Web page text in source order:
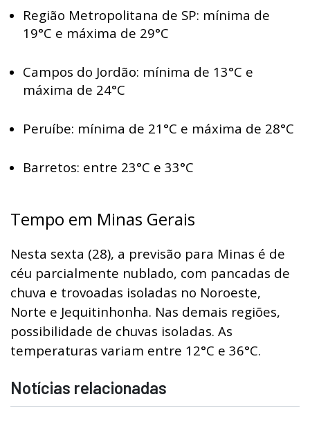
Região Metropolitana de SP: mínima de
19°C e máxima de 29°C
Campos do Jordão: mínima de 13°C e
máxima de 24°C
Peruíbe: mínima de 21°C e máxima de 28°C
Barretos: entre 23°C e 33°C
Tempo em Minas Gerais
Nesta sexta (28), a previsão para Minas é de
céu parcialmente nublado, com pancadas de
chuva e trovoadas isoladas no Noroeste,
Norte e Jequitinhonha. Nas demais regiões,
possibilidade de chuvas isoladas. As
temperaturas variam entre 12°C e 36°C.
Notícias relacionadas